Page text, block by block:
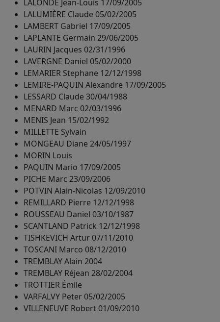
LALONDE Jean-Louis 17/09/2005
LALUMIÈRE Claude 05/02/2005
LAMBERT Gabriel 17/09/2005
LAPLANTE Germain 29/06/2005
LAURIN Jacques 02/31/1996
LAVERGNE Daniel 05/02/2000
LEMARIER Stephane 12/12/1998
LEMIRE-PAQUIN Alexandre 17/09/2005
LESSARD Claude 30/04/1988
MENARD Marc 02/03/1996
MENIS Jean 15/02/1992
MILLETTE Sylvain
MONGEAU Diane 24/05/1997
MORIN Louis
PAQUIN Mario 17/09/2005
PICHE Marc 23/09/2006
POTVIN Alain-Nicolas 12/09/2010
REMILLARD Pierre 12/12/1998
ROUSSEAU Daniel 03/10/1987
SCANTLAND Patrick 12/12/1998
TISHKEVICH Artur 07/11/2010
TOSCANI Marco 08/12/2010
TREMBLAY Alain 2004
TREMBLAY Réjean 28/02/2004
TROTTIER Émile
VARFALVY Peter 05/02/2005
VILLENEUVE Robert 01/09/2010